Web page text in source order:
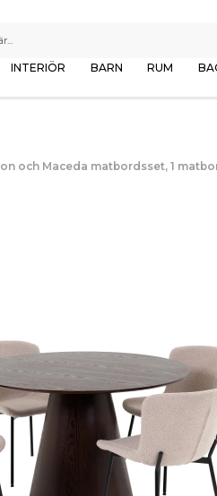
INTERIÖR BARN RUM
och Maceda matbordsset, 1